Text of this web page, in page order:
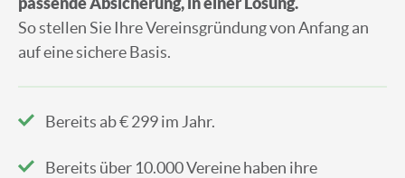
So stellen Sie Ihre Vereinsgründung von Anfang an
auf eine sichere Basis.
Bereits ab € 299 im Jahr.
Bereits über 10.000 Vereine haben ihre